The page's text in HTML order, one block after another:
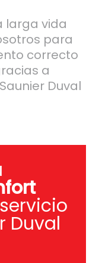
larga vida
para
correcto
a
Duval
Duval